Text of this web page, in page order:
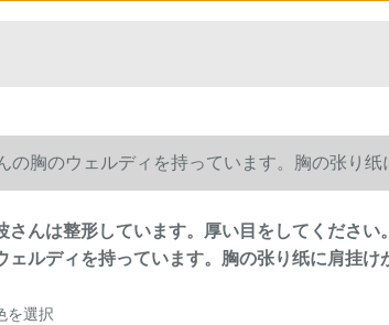
胸のウェルディを持っています。胸の张り纸
さんは整形しています。厚い目をしてください
ェルディを持っています。胸の张り纸に肩挂け
を選択